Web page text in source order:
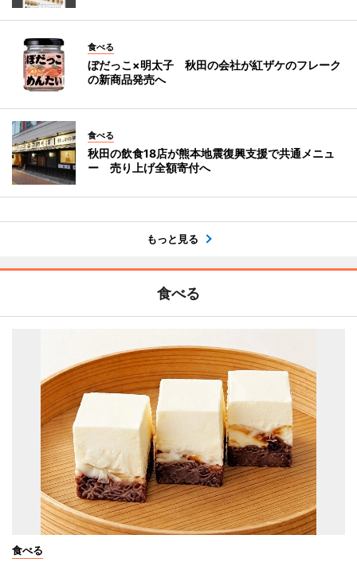
食べる
ぼだっこ×明太子 秋田の会社が紅ザケのフレーク
の新商品発売へ
食べる
秋田の飲食18店が熊本地震復興支援で共通メニュ
ー 売り上げ全額寄付へ
もっと見る
食べる
食べる